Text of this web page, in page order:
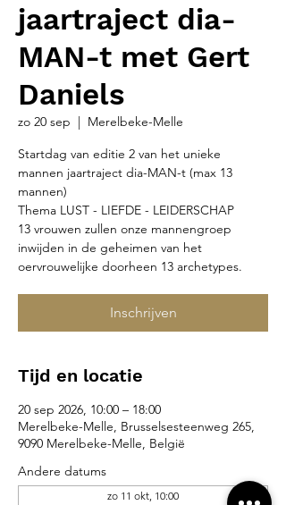
jaartraject dia-
MAN-t met Gert
Daniels
zo 20 sep
  |
Merelbeke-Melle
Startdag van editie 2 van het unieke
mannen jaartraject dia-MAN-t (max 13
mannen)
Thema LUST - LIEFDE - LEIDERSCHAP
13 vrouwen zullen onze mannengroep
inwijden in de geheimen van het
oervrouwelijke doorheen 13 archetypes.
Inschrijven
Tijd en locatie
20 sep 2026, 10:00 – 18:00
Merelbeke-Melle, Brusselsesteenweg 265,
9090 Merelbeke-Melle, België
Andere datums
zo 11 okt, 10:00